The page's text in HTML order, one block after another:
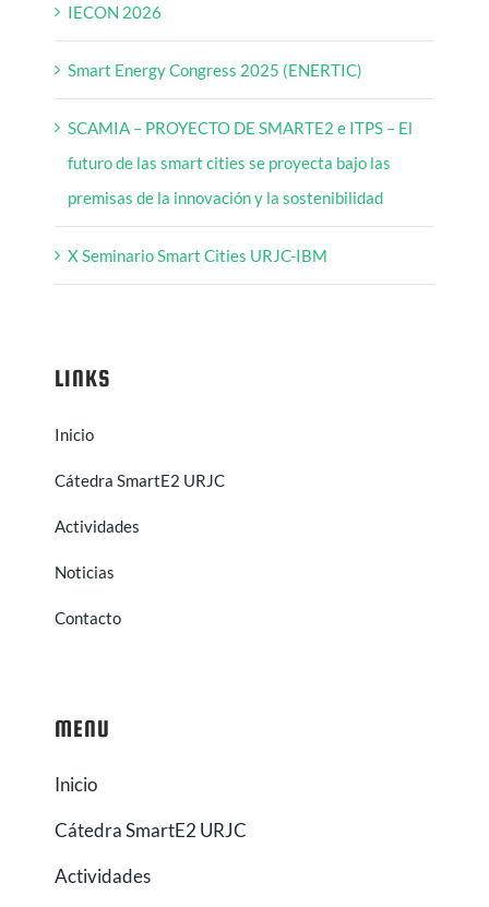
IECON 2026
Smart Energy Congress 2025 (ENERTIC)
SCAMIA – PROYECTO DE SMARTE2 e ITPS – El
futuro de las smart cities se proyecta bajo las
premisas de la innovación y la sostenibilidad
X Seminario Smart Cities URJC-IBM
LINKS
Inicio
Cátedra SmartE2 URJC
Actividades
Noticias
Contacto
MENU
Inicio
Cátedra SmartE2 URJC
Actividades